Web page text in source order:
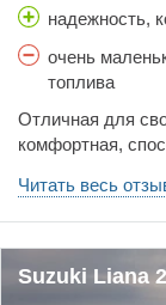
надежность,
очень
топлива
Отличная для
комфортная,
привода расход
аналогичных
дорожный
дороге без
Читать весь
Suzuki Liana